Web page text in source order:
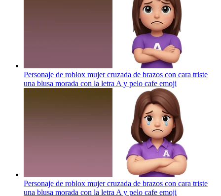
Personaje de roblox mujer cruzada de brazos con cara triste
una blusa morada con la letra A y pelo cafe emoji
Personaje de roblox mujer cruzada de brazos con cara triste
una blusa morada con la letra A y pelo cafe emoji